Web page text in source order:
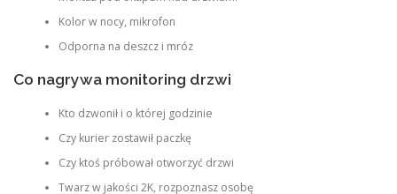
Kolor w nocy, mikrofon
Odporna na deszcz i mróz
Co nagrywa monitoring drzwi
Kto dzwonił i o której godzinie
Czy kurier zostawił paczkę
Czy ktoś próbował otworzyć drzwi
Twarz w jakości 2K, rozpoznasz osobę